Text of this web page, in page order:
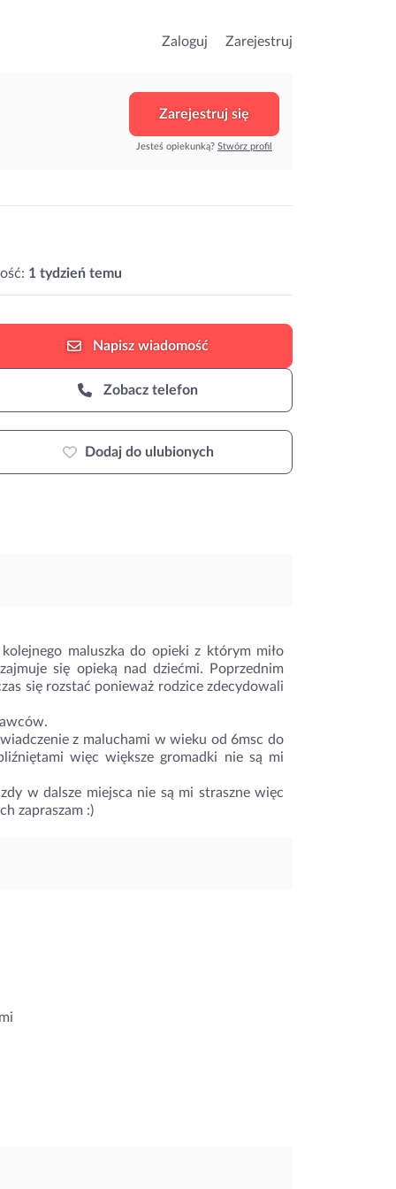
Zaloguj Zarejestruj
Zarejestruj się
Jesteś opiekunką? Stwórz profil
1 tydzień temu
Napisz wiadomość
Zobacz telefon
Dodaj do ulubionych
maluszka do opieki z którym miło
się opieką nad dziećmi. Poprzednim
się rozstać ponieważ rodzice zdecydowali
z maluchami w wieku od 6msc do
więc większe gromadki nie są mi
w dalsze miejsca nie są mi straszne więc
zapraszam :)